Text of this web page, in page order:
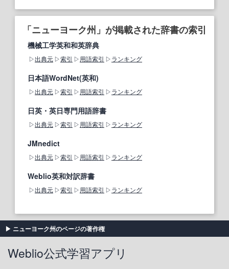
「ニューヨーク州」が掲載された辞書の索引
機械工学英和和英辞典
出典元 索引 用語索引 ランキング
日本語WordNet(英和)
出典元 索引 用語索引 ランキング
日英・英日専門用語辞書
出典元 索引 用語索引 ランキング
JMnedict
出典元 索引 用語索引 ランキング
Weblio英和対訳辞書
出典元 索引 用語索引 ランキング
ニューヨーク州のページの著作権
Weblio公式学習アプリ